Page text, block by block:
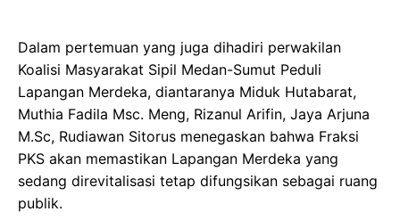
Dalam pertemuan yang juga dihadiri perwakilan
Koalisi Masyarakat Sipil Medan-Sumut Peduli
Lapangan Merdeka, diantaranya Miduk Hutabarat,
Muthia Fadila Msc. Meng, Rizanul Arifin, Jaya Arjuna
M.Sc, Rudiawan Sitorus menegaskan bahwa Fraksi
PKS akan memastikan Lapangan Merdeka yang
sedang direvitalisasi tetap difungsikan sebagai ruang
publik.